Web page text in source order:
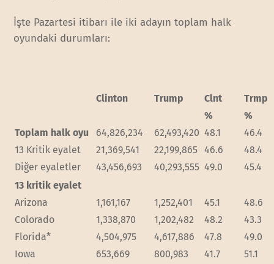
İşte Pazartesi itibarı ile iki adayın toplam halk
oyundaki durumları:
Clinton Trump Clnt
Trmp
%
%
Toplam halk oyu
64,826,234 62,493,420 48.1
46.4
13 Kritik eyalet
21,369,541 22,199,865 46.6
48.4
Diğer eyaletler
43,456,693 40,293,555 49.0
45.4
13 kritik eyalet
Arizona
1,161,167 1,252,401 45.1
48.6
Colorado
1,338,870 1,202,482 48.2
43.3
Florida*
4,504,975 4,617,886 47.8
49.0
Iowa
653,669 800,983 41.7
51.1